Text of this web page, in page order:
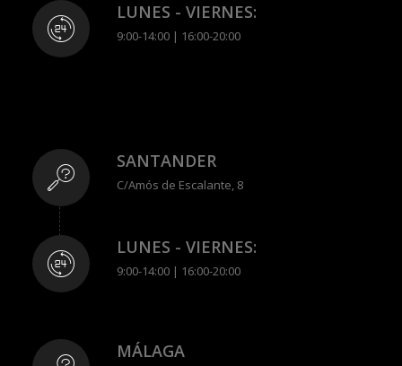
LUNES - VIERNES:
9:00-14:00 | 16:00-20:00
SANTANDER
C/Amós de Escalante, 8
LUNES - VIERNES:
9:00-14:00 | 16:00-20:00
MÁLAGA